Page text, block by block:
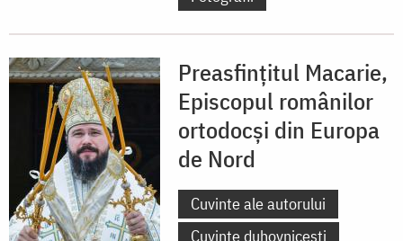
Preasfințitul Macarie,
Episcopul românilor
ortodocși din Europa
de Nord
Cuvinte ale autorului
Cuvinte duhovnicești